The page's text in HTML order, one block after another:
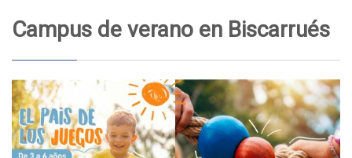
Campus de verano en Biscarrués